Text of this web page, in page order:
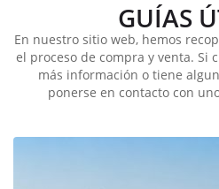
GUÍAS
En nuestro sitio web, hemos
el proceso de compra y venta. Si
más información o tiene
ponerse en contacto con